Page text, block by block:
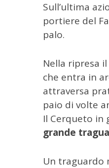
Sull’ultima
portiere del
palo.
Nella ripresa
che entra in
attraversa
paio di volte
Il Cerqueto in
grande
Un traguardo
e